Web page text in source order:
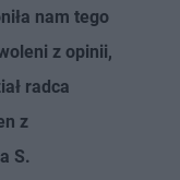
nam tego
z opinii,
radca
z
S.